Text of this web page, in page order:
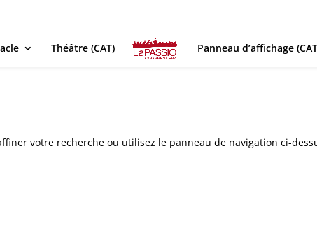
Théâtre (CAT) Panneau d’affichage
votre recherche ou utilisez le panneau de navigation ci-